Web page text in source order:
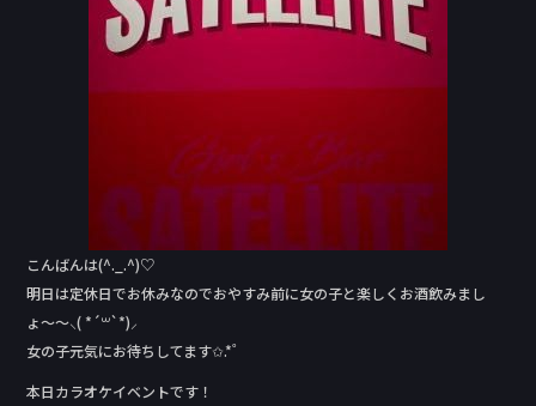
こんばんは(^._.^)♡
明日は定休日でお休みなのでおやすみ前に女の子と楽しくお酒飲みまし
ょ〜〜⸜( *´꒳`*)⸝
女の子元気にお待ちしてます✩.*˚
本日カラオケイベントです！